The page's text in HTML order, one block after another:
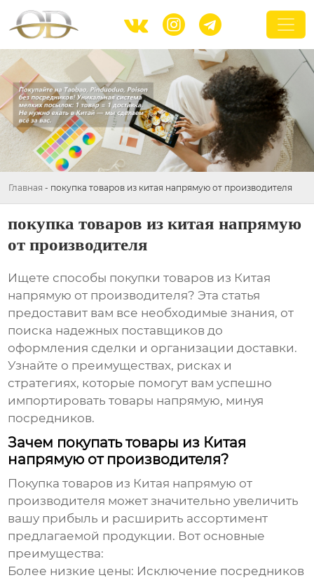
  
Главная - покупка товаров из китая напрямую от производителя
покупка товаров из китая напрямую
от производителя
Ищете способы покупки товаров из Китая
напрямую от производителя? Эта статья
предоставит вам все необходимые знания, от
поиска надежных поставщиков до
оформления сделки и организации доставки.
Узнайте о преимуществах, рисках и
стратегиях, которые помогут вам успешно
импортировать товары напрямую, минуя
посредников.
Зачем покупать товары из Китая
напрямую от производителя?
Покупка товаров из Китая напрямую от
производителя может значительно увеличить
вашу прибыль и расширить ассортимент
предлагаемой продукции. Вот основные
преимущества:
Более низкие цены: Исключение посредников